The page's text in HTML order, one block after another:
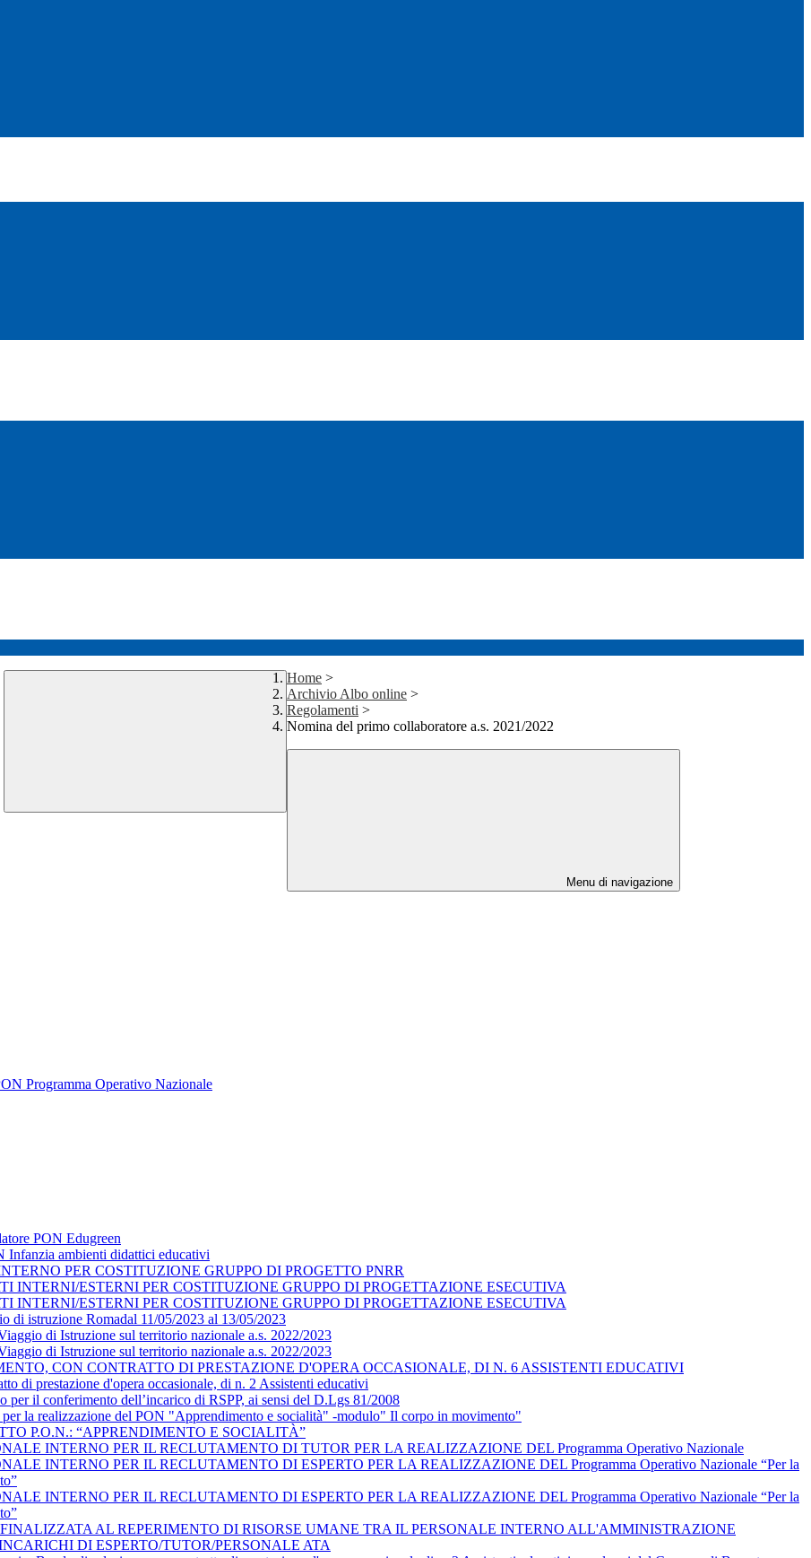
Home >
Archivio Albo online >
Regolamenti >
Nomina del primo collaboratore a.s. 2021/2022
Menu di navigazione
Programma Operativo Nazionale
PON Edugreen
Infanzia ambienti didattici educativi
PER COSTITUZIONE GRUPPO DI PROGETTO PNRR
INTERNI/ESTERNI PER COSTITUZIONE GRUPPO DI PROGETTAZIONE ESECUTIVA
INTERNI/ESTERNI PER COSTITUZIONE GRUPPO DI PROGETTAZIONE ESECUTIVA
di istruzione Romadal 11/05/2023 al 13/05/2023
di Istruzione sul territorio nazionale a.s. 2022/2023
di Istruzione sul territorio nazionale a.s. 2022/2023
CON CONTRATTO DI PRESTAZIONE D'OPERA OCCASIONALE, DI N. 6 ASSISTENTI EDUCATIVI
di prestazione d'opera occasionale, di n. 2 Assistenti educativi
per il conferimento dell’incarico di RSPP, ai sensi del D.Lgs 81/2008
la realizzazione del PON "Apprendimento e socialità" -modulo" Il corpo in movimento"
P.O.N.: “APPRENDIMENTO E SOCIALITÀ”
INTERNO PER IL RECLUTAMENTO DI TUTOR PER LA REALIZZAZIONE DEL Programma Operativo Nazionale
INTERNO PER IL RECLUTAMENTO DI ESPERTO PER LA REALIZZAZIONE DEL Programma Operativo Nazionale “Per la
INTERNO PER IL RECLUTAMENTO DI ESPERTO PER LA REALIZZAZIONE DEL Programma Operativo Nazionale “Per la
AL REPERIMENTO DI RISORSE UMANE TRA IL PERSONALE INTERNO ALL'AMMINISTRAZIONE
DI ESPERTO/TUTOR/PERSONALE ATA